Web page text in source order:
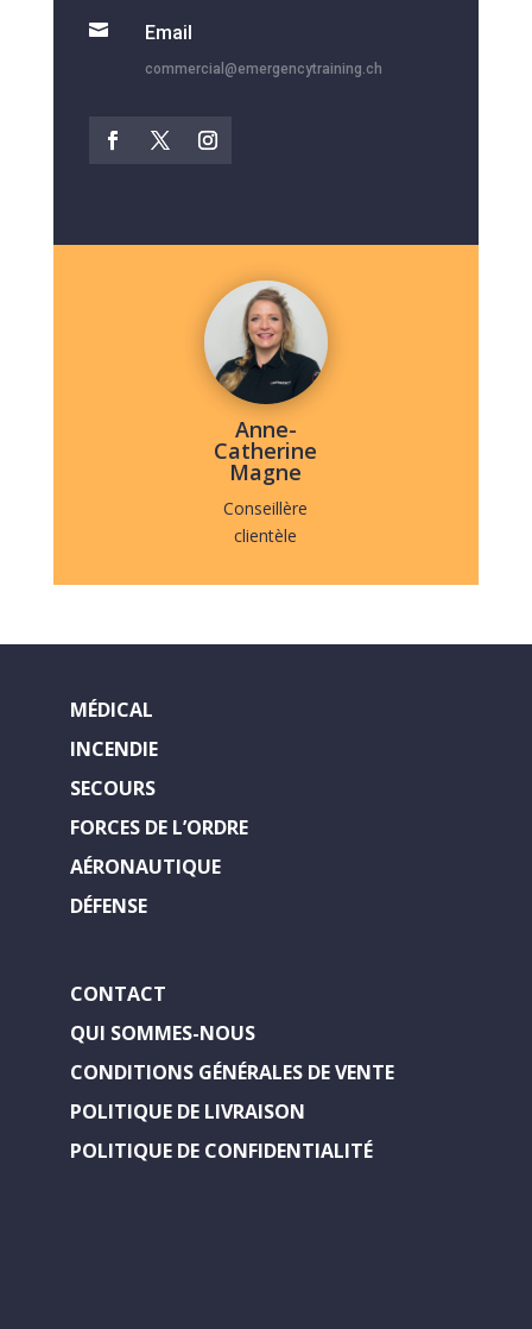
 Email
commercial@emergencytraining.ch
Anne-
Catherine
Magne
Conseillère
clientèle
MÉDICAL
INCENDIE
SECOURS
FORCES DE L’ORDRE
AÉRONAUTIQUE
DÉFENSE
CONTACT
QUI SOMMES-NOUS
CONDITIONS GÉNÉRALES DE VENTE
POLITIQUE DE LIVRAISON
POLITIQUE DE CONFIDENTIALITÉ